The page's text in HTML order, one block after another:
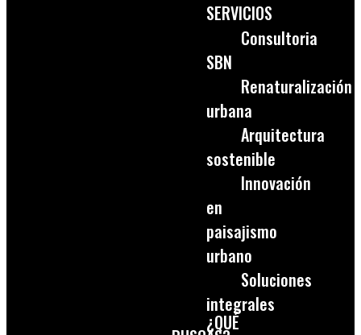
SERVICIOS
Consultoria
SBN
Renaturalización
urbana
Arquitectura
sostenible
Innovación
en
paisajismo
urbano
Soluciones
integrales
¿QUÉ